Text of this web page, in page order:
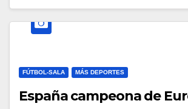
FÚTBOL-SALA MÁS DEPORTES
España campeona de